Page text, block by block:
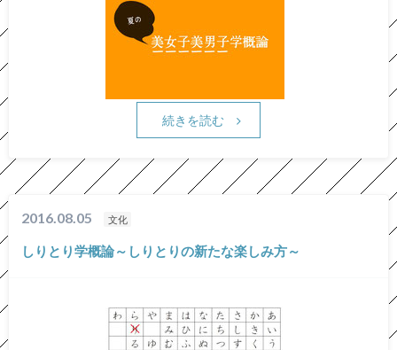
続きを読む
2016.08.05 文化
しりとり学概論～しりとりの新たな楽しみ方～